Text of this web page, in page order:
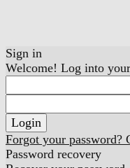
Sign in
Welcome! Log into
Forgot your password?
Password recovery